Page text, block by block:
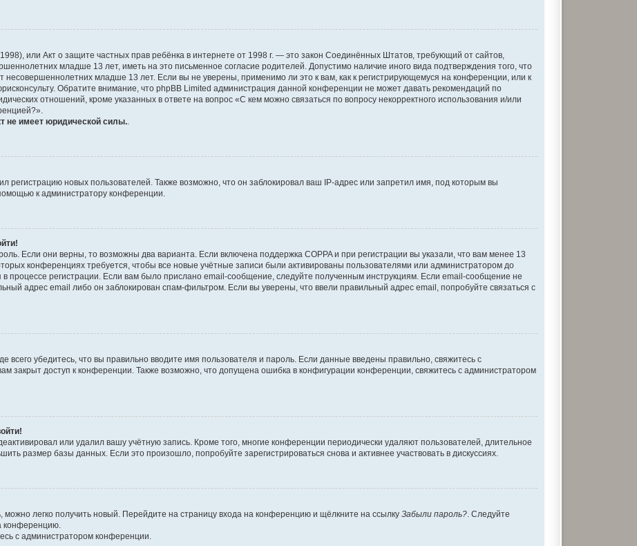
или Акт о защите частных прав ребёнка в интернете от 1998 г. — это закон Соединённых Штатов, требующий от сайтов,
младше 13 лет, иметь на это письменное согласие родителей. Допустимо наличие иного вида подтверждения того, что
младше 13 лет. Если вы не уверены, применимо ли это к вам, как к регистрирующемуся на конференции, или к
Обратите внимание, что phpBB Limited администрация данной конференции не может давать рекомендаций по
отношений, кроме указанных в ответе на вопрос «С кем можно связаться по вопросу некорректного использования и/или
не имеет юридической силы.
регистрацию новых пользователей. Также возможно, что он заблокировал ваш IP-адрес или запретил имя, под которым вы
к администратору конференции.
Если они верны, то возможны два варианта. Если включена поддержка COPPA и при регистрации вы указали, что вам менее 13
конференциях требуется, чтобы все новые учётные записи были активированы пользователями или администратором до
процессе регистрации. Если вам было прислано email-сообщение, следуйте полученным инструкциям. Если email-сообщение не
адрес email либо он заблокирован спам-фильтром. Если вы уверены, что ввели правильный адрес email, попробуйте связаться с
всего убедитесь, что вы правильно вводите имя пользователя и пароль. Если данные введены правильно, свяжитесь с
закрыт доступ к конференции. Также возможно, что допущена ошибка в конфигурации конференции, свяжитесь с администратором
или удалил вашу учётную запись. Кроме того, многие конференции периодически удаляют пользователей, длительное
размер базы данных. Если это произошло, попробуйте зарегистрироваться снова и активнее участвовать в дискуссиях.
можно легко получить новый. Перейдите на страницу входа на конференцию и щёлкните на ссылкуЗабыли пароль? . Следуйте
конференцию.
с администратором конференции.